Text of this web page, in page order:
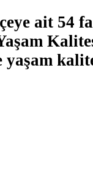
ait 54
yaşam